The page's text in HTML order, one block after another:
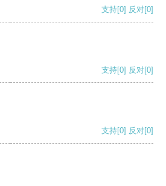
支持[0] 反对[0]
支持[0] 反对[0]
支持[0] 反对[0]